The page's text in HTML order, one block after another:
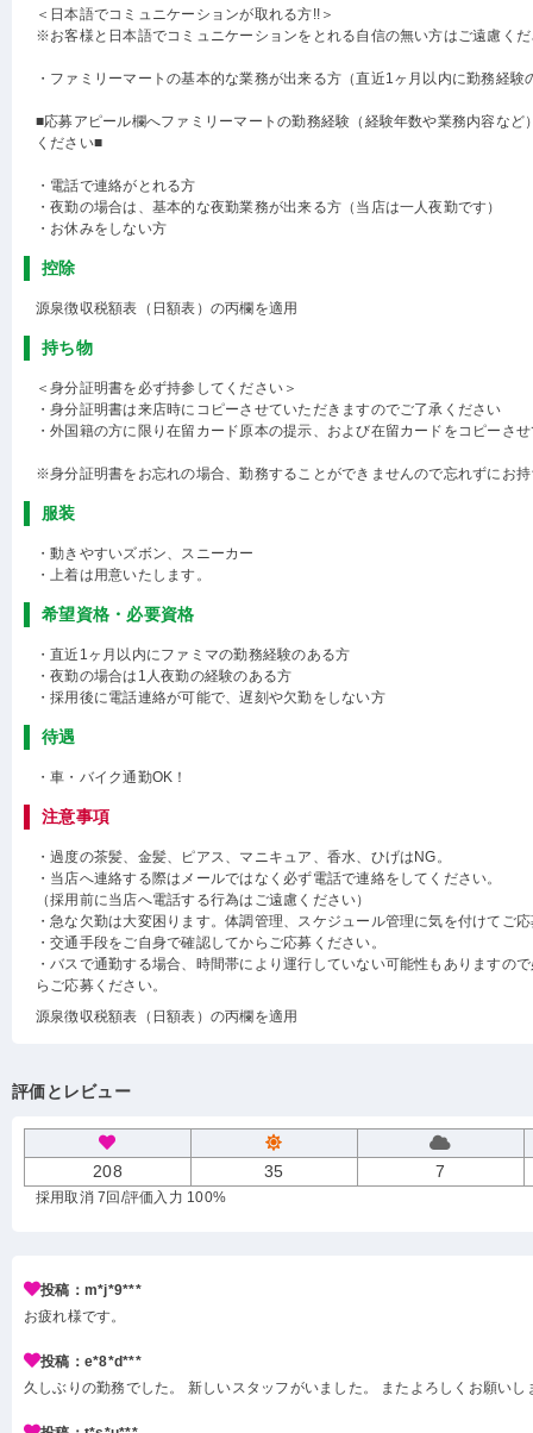
＜日本語でコミュニケーションが取れる方!!＞
※お客様と日本語でコミュニケーションをとれる自信の無い方はご遠慮く
・ファミリーマートの基本的な業務が出来る方（直近1ヶ月以内に勤務経験
■応募アピール欄へファミリーマートの勤務経験（経験年数や業務内容など
ください■
・電話で連絡がとれる方
・夜勤の場合は、基本的な夜勤業務が出来る方（当店は一人夜勤です）
・お休みをしない方
控除
源泉徴収税額表（日額表）の丙欄を適用
持ち物
＜身分証明書を必ず持参してください＞
・身分証明書は来店時にコピーさせていただきますのでご了承ください
・外国籍の方に限り在留カード原本の提示、および在留カードをコピーさ
※身分証明書をお忘れの場合、勤務することができませんので忘れずにお
服装
・動きやすいズボン、スニーカー
・上着は用意いたします。
希望資格・必要資格
・直近1ヶ月以内にファミマの勤務経験のある方
・夜勤の場合は1人夜勤の経験のある方
・採用後に電話連絡が可能で、遅刻や欠勤をしない方
待遇
・車・バイク通勤OK！
注意事項
・過度の茶髪、金髪、ピアス、マニキュア、香水、ひげはNG。
・当店へ連絡する際はメールではなく必ず電話で連絡をしてください。
（採用前に当店へ電話する行為はご遠慮ください）
・急な欠勤は大変困ります。体調管理、スケジュール管理に気を付けてご
・交通手段をご自身で確認してからご応募ください。
・バスで通勤する場合、時間帯により運行していない可能性もありますの
らご応募ください。
源泉徴収税額表（日額表）の丙欄を適用
評価とレビュー
208 35 7
採用取消 7回 /評価入力 100%
投稿：m*j*9***
お疲れ様です。
投稿：e*8*d***
久しぶりの勤務でした。 新しいスタッフがいました。 またよろしくお願いし